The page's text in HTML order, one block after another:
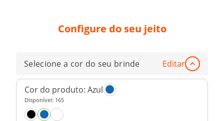
Configure do seu jeito
Selecione a cor do seu brinde Editar
Cor do produto: Azul
Disponível: 165